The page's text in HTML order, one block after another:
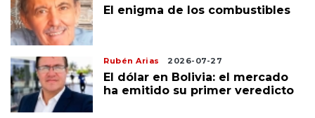
El enigma de los combustibles
Rubén Arias 2026-07-27
El dólar en Bolivia: el mercado
ha emitido su primer veredicto